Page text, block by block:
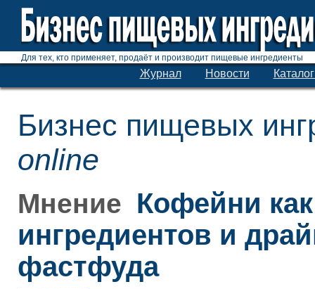
Для тех, кто применяет, продаёт и производит пищевые ингредиенты
Журнал Новости
Бизнес пищевых
online
Мнение Кофейни
ингредиентов и
фастфуда